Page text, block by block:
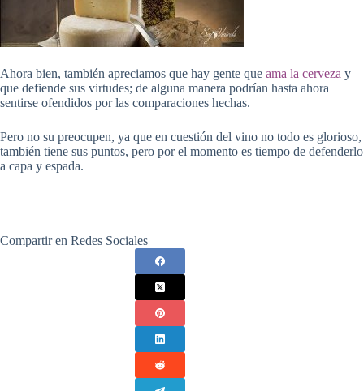
Ahora bien, también apreciamos que hay gente que ama la cerveza y
que defiende sus virtudes; de alguna manera podrían hasta ahora
sentirse ofendidos por las comparaciones hechas.
Pero no su preocupen, ya que en cuestión del vino no todo es glorioso,
también tiene sus puntos, pero por el momento es tiempo de defenderlo
a capa y espada.
Compartir en Redes Sociales